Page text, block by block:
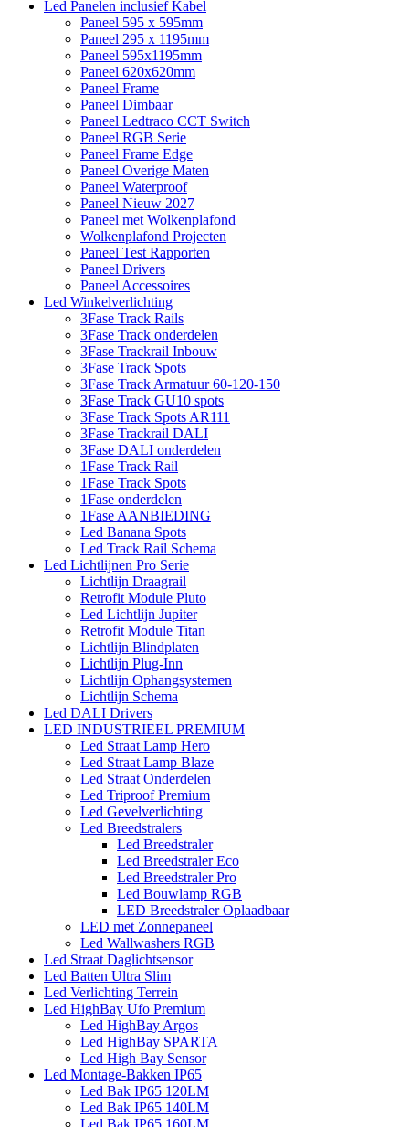
Led Panelen inclusief Kabel
Paneel 595 x 595mm
Paneel 295 x 1195mm
Paneel 595x1195mm
Paneel 620x620mm
Paneel Frame
Paneel Dimbaar
Paneel Ledtraco CCT Switch
Paneel RGB Serie
Paneel Frame Edge
Paneel Overige Maten
Paneel Waterproof
Paneel Nieuw 2027
Paneel met Wolkenplafond
Wolkenplafond Projecten
Paneel Test Rapporten
Paneel Drivers
Paneel Accessoires
Led Winkelverlichting
3Fase Track Rails
3Fase Track onderdelen
3Fase Trackrail Inbouw
3Fase Track Spots
3Fase Track Armatuur 60-120-150
3Fase Track GU10 spots
3Fase Track Spots AR111
3Fase Trackrail DALI
3Fase DALI onderdelen
1Fase Track Rail
1Fase Track Spots
1Fase onderdelen
1Fase AANBIEDING
Led Banana Spots
Led Track Rail Schema
Led Lichtlijnen Pro Serie
Lichtlijn Draagrail
Retrofit Module Pluto
Led Lichtlijn Jupiter
Retrofit Module Titan
Lichtlijn Blindplaten
Lichtlijn Plug-Inn
Lichtlijn Ophangsystemen
Lichtlijn Schema
Led DALI Drivers
LED INDUSTRIEEL PREMIUM
Led Straat Lamp Hero
Led Straat Lamp Blaze
Led Straat Onderdelen
Led Triproof Premium
Led Gevelverlichting
Led Breedstralers
Led Breedstraler
Led Breedstraler Eco
Led Breedstraler Pro
Led Bouwlamp RGB
LED Breedstraler Oplaadbaar
LED met Zonnepaneel
Led Wallwashers RGB
Led Straat Daglichtsensor
Led Batten Ultra Slim
Led Verlichting Terrein
Led HighBay Ufo Premium
Led HighBay Argos
Led HighBay SPARTA
Led High Bay Sensor
Led Montage-Bakken IP65
Led Bak IP65 120LM
Led Bak IP65 140LM